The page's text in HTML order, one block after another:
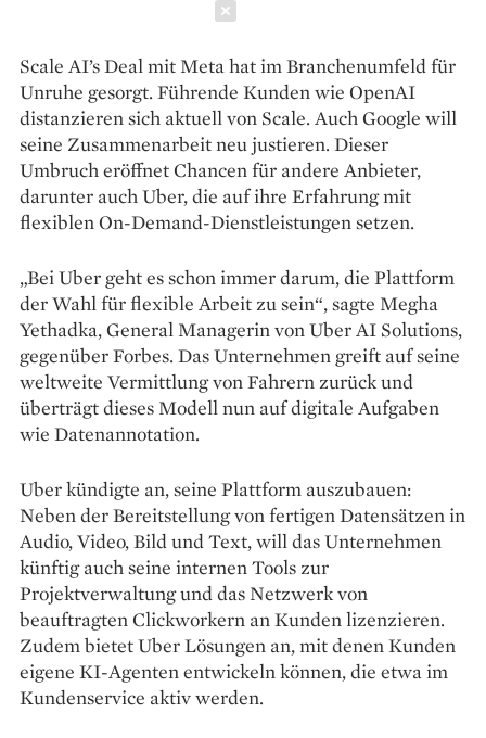
Scale AI’s Deal mit Meta hat im Branchenumfeld für
Unruhe gesorgt. Führende Kunden wie OpenAI
distanzieren sich aktuell von Scale. Auch Google will
seine Zusammenarbeit neu justieren. Dieser
Umbruch eröffnet Chancen für andere Anbieter,
darunter auch Uber, die auf ihre Erfahrung mit
flexiblen On-Demand-Dienstleistungen setzen.
„Bei Uber geht es schon immer darum, die Plattform
der Wahl für flexible Arbeit zu sein“, sagte Megha
Yethadka, General Managerin von Uber AI Solutions,
gegenüber Forbes. Das Unternehmen greift auf seine
weltweite Vermittlung von Fahrern zurück und
überträgt dieses Modell nun auf digitale Aufgaben
wie Datenannotation.
Uber kündigte an, seine Plattform auszubauen:
Neben der Bereitstellung von fertigen Datensätzen in
Audio, Video, Bild und Text, will das Unternehmen
künftig auch seine internen Tools zur
Projektverwaltung und das Netzwerk von
beauftragten Clickworkern an Kunden lizenzieren.
Zudem bietet Uber Lösungen an, mit denen Kunden
eigene KI-Agenten entwickeln können, die etwa im
Kundenservice aktiv werden.